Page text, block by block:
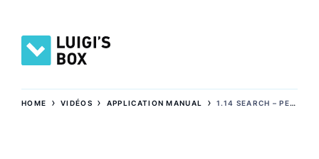
HOME ›VIDÉOS › APPLICATION MANUAL ›1.14 SEARCH – PERSONNALISATION DES SUGGESTIONS DE RECHERCHE